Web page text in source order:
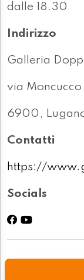
dalle 18.30
Indirizzo
Galleria
via Moncucco
6900,
Contatti
https://
Socials